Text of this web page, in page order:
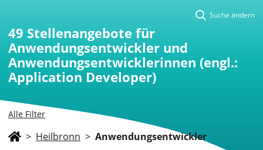
Alle Filter
Suche ändern
49 Stellenangebote für
Anwendungsentwickler und
Anwendungsentwicklerinnen (engl.:
Application Developer)
> Heilbronn > Anwendungsentwickler